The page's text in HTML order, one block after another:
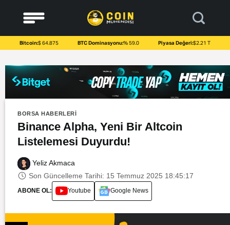
content
Bitcoin:$ 64.875 BTC Dominasyonu:% 59.0 Piyasa Değeri:$2.21 T
BORSA HABERLERI
Binance Alpha, Yeni Bir Altcoin
Listelemesi Duyurdu!
Yeliz Akmaca
Son Güncelleme Tarihi: 15 Temmuz 2025 18:45:17
ABONE OL: Youtube Google News